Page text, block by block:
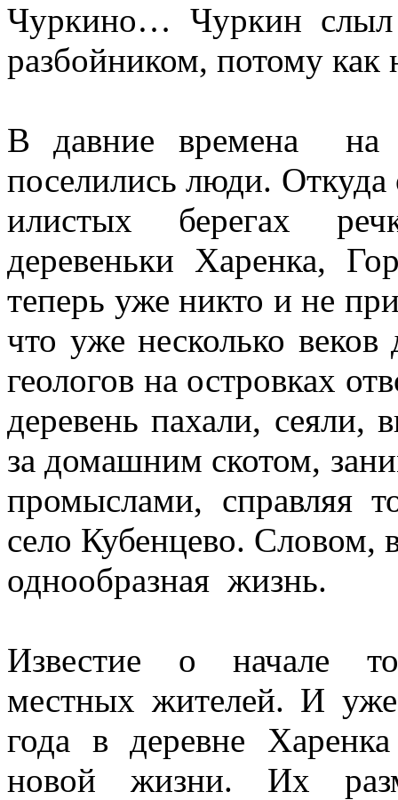
Чуркино… Чуркин
разбойником, потому
В давние времена на
поселились люди.
илистых берегах
деревеньки Харенка,
теперь уже никто и не
что уже несколько
геологов на островках
деревень пахали,
за домашним скотом,
промыслами, справляя
село Кубенцево. Словом,
однообразная жизнь.
Известие о начале
местных жителей. И
года в деревне
новой жизни. Их